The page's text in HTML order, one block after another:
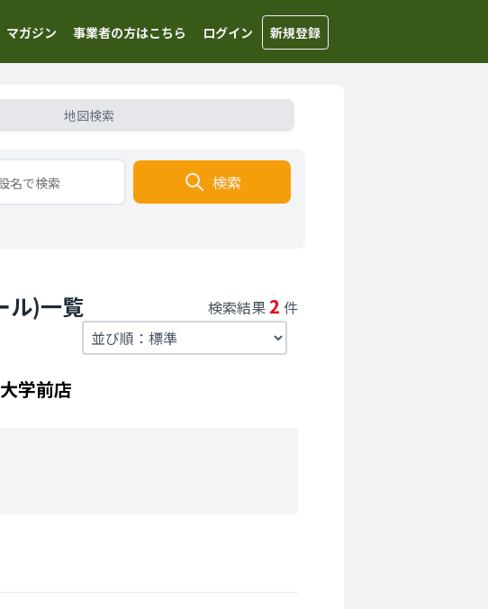
マガジン 事業者の方はこちら ログイン 新規登録
地図検索
検索
ル)一覧 検索結果 2 件
学前店